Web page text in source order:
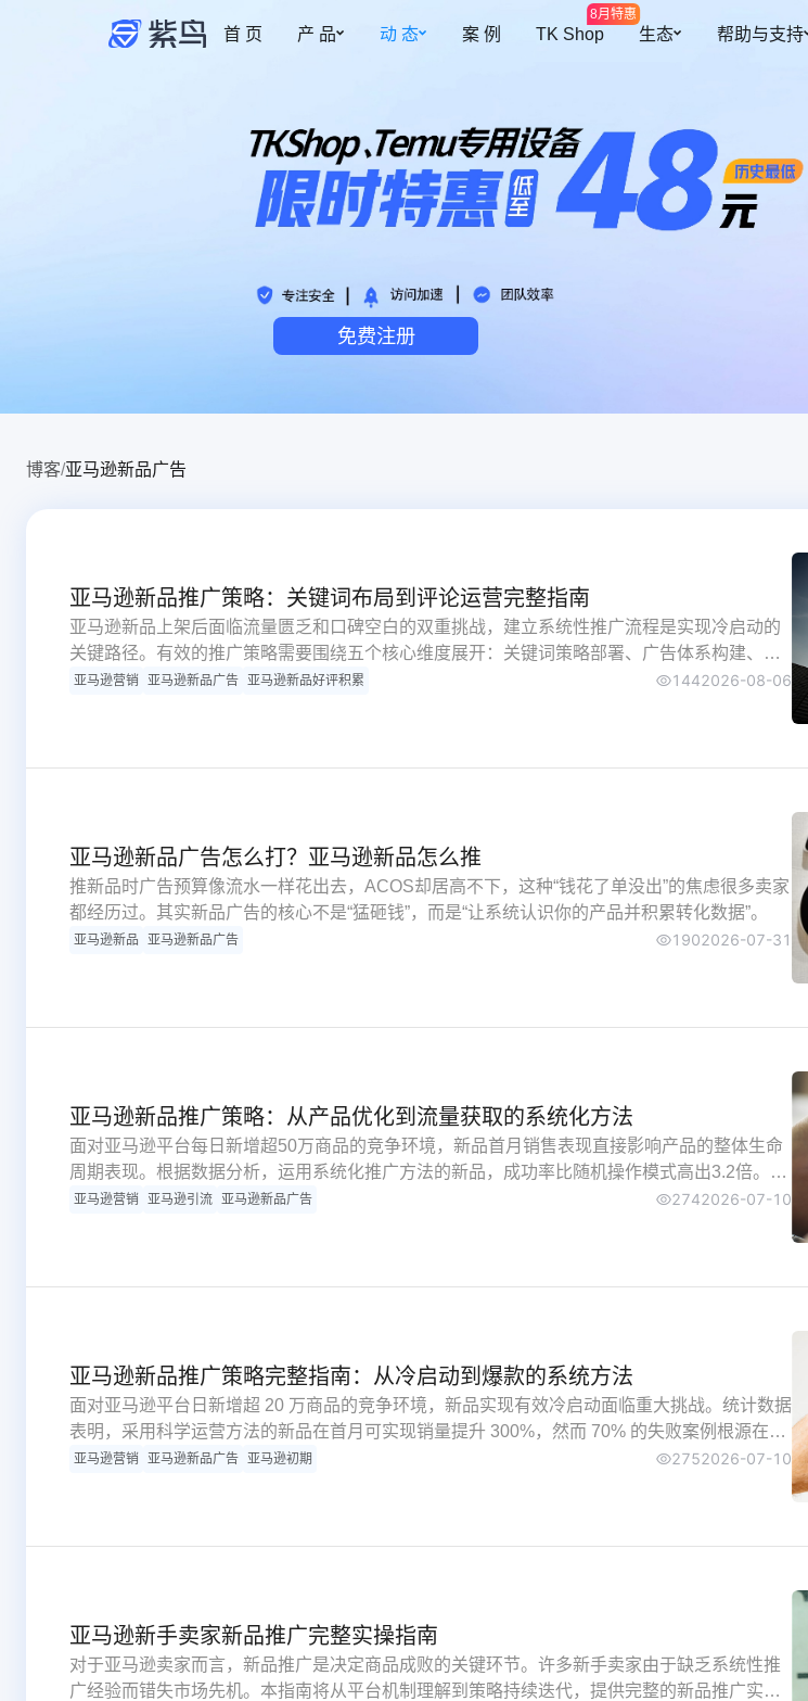
首 页 产 品 动 态
博客
案 例 TK Shop
8月特惠
生态
插件中心
跨境导航
帮助与支持
私有化部署
关于我们
为账号提供安全专属的登录环境
事中监管
智能操作截图，保障账号安全
事后追溯
海量网络资源
覆盖300+地区资源
免费注册
博客/亚马逊新品广告
亚马逊新品推广策略：关键词布局到评论运营完整指南
亚马逊新品上架后面临流量匮乏和口碑空白的双重挑战，建立系统性推广流程是实现冷启动的
关键路径。有效的推广策略需要围绕五个核心维度展开：关键词策略部署、广告体系构建、评
论内容管理、Review与Feedback体系运营、客户关系维护机制。这一完整框架基于平台官方
亚马逊营销 亚马逊新品广告 亚马逊新品好评积累 1442026-08-06
亚马逊新品广告怎么打？亚马逊新品怎么推
推新品时广告预算像流水一样花出去，ACOS却居高不下，这种“钱花了单没出”的焦虑很多卖家
都经历过。其实新品广告的核心不是“猛砸钱”，而是“让系统认识你的产品并积累转化数据”。
亚马逊新品 亚马逊新品广告 1902026-07-31
亚马逊新品推广策略：从产品优化到流量获取的系统化方法
面对亚马逊平台每日新增超50万商品的竞争环境，新品首月销售表现直接影响产品的整体生命
周期表现。根据数据分析，运用系统化推广方法的新品，成功率比随机操作模式高出3.2倍。以
下将从获取流量、优化转化、构建品牌三个核心层面，详细解析亚马逊新品推广的实操框架。
亚马逊营销 亚马逊引流 亚马逊新品广告 2742026-07-10
亚马逊新品推广策略完整指南：从冷启动到爆款的系统方法
面对亚马逊平台日新增超 20 万商品的竞争环境，新品实现有效冷启动面临重大挑战。统计数据
表明，采用科学运营方法的新品在首月可实现销量提升 300%，然而 70% 的失败案例根源在于
推广策略的缺失。本指南将深度解析新品推广核心机制，构建可实操的爆款打造体系。
亚马逊营销 亚马逊新品广告 亚马逊初期 2752026-07-10
亚马逊新手卖家新品推广完整实操指南
对于亚马逊卖家而言，新品推广是决定商品成败的关键环节。许多新手卖家由于缺乏系统性推
广经验而错失市场先机。本指南将从平台机制理解到策略持续迭代，提供完整的新品推广实操